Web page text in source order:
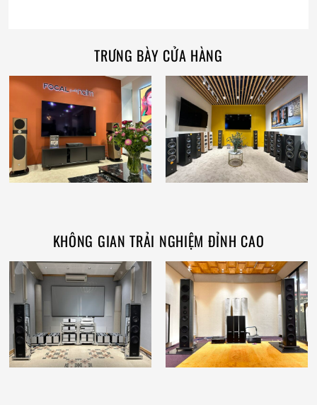
TRƯNG BÀY CỬA HÀNG
KHÔNG GIAN TRẢI NGHIỆM ĐỈNH CAO